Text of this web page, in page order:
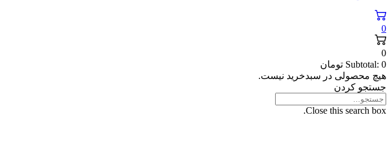
0
0
Subtotal: 0
تومان
هیچ محصولی در سبدخرید نیست.
جستجو کردن
Close this search box.